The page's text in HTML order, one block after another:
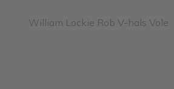
William Lockie Rob V-hals Vole